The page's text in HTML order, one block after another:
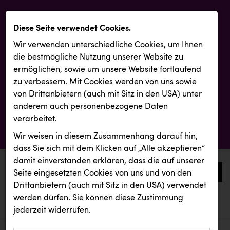
0
aktuelle aussendungen
aktuelle aussendungen
Diese Seite verwendet Cookies.
Wir verwenden unterschiedliche Cookies, um Ihnen
die best­mögliche Nutzung unserer Website zu
ermöglichen, sowie um unsere Website fortlaufend
zu verbessern. Mit Cookies werden von uns sowie
von Drittanbietern (auch mit Sitz in den USA) unter
anderem auch personenbezogene Daten
verarbeitet.
Wir weisen in diesem Zusammenhang darauf hin,
dass Sie sich mit dem Klicken auf „Alle akzeptieren“
damit ein­ver­standen erklären, dass die auf unserer
Seite eingesetzten Cookies von uns und von den
Drittanbietern (auch mit Sitz in den USA) verwendet
werden dürfen. Sie können diese Zustimmung
jederzeit widerrufen.